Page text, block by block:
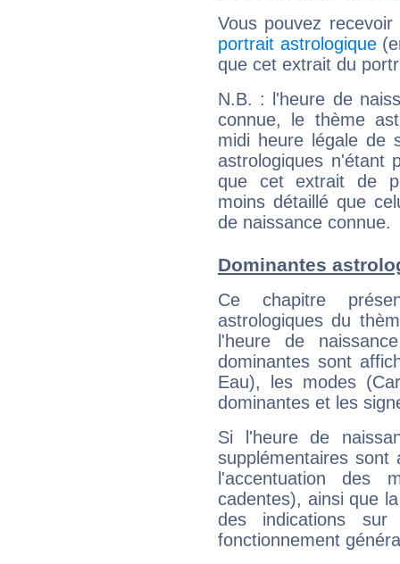
Vous pouvez
portrait astrologique
que cet extrait du
N.B. : l'heure de
connue, le thème
midi heure légale de
astrologiques n'étant
que cet extrait de
moins détaillé que
de naissance connue.
Dominantes
Ce chapitre
astrologiques du
l'heure de
dominantes sont
Eau), les modes
dominantes et les
Si l'heure de
supplémentaires sont
l'accentuation des
cadentes), ainsi que
des indications sur
fonctionnement